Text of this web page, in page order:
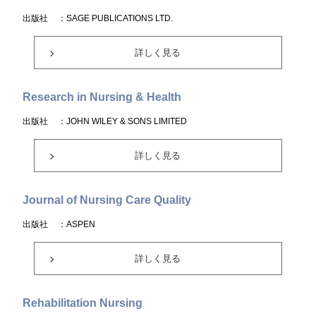
出版社 ：SAGE PUBLICATIONS LTD.
詳しく見る
Research in Nursing & Health
出版社 ：JOHN WILEY & SONS LIMITED
詳しく見る
Journal of Nursing Care Quality
出版社 ：ASPEN
詳しく見る
Rehabilitation Nursing